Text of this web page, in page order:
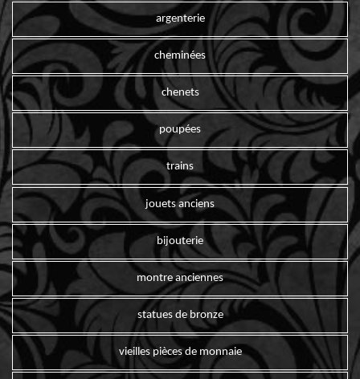
argenterie
cheminées
chenets
poupées
trains
jouets anciens
bijouterie
montre anciennes
statues de bronze
vieilles pièces de monnaie